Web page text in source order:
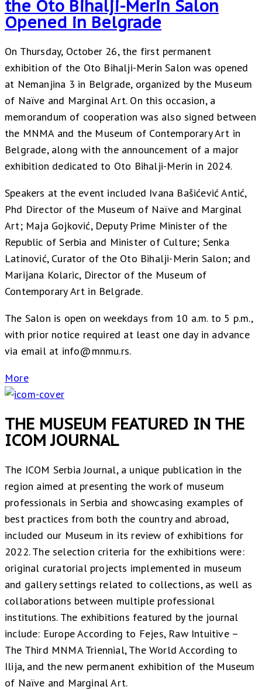
the Oto Bihalji-Merin Salon
Opened in Belgrade
On Thursday, October 26, the first permanent
exhibition of the Oto Bihalji-Merin Salon was opened
at Nemanjina 3 in Belgrade, organized by the Museum
of Naïve and Marginal Art. On this occasion, a
memorandum of cooperation was also signed between
the MNMA and the Museum of Contemporary Art in
Belgrade, along with the announcement of a major
exhibition dedicated to Oto Bihalji-Merin in 2024.
Speakers at the event included Ivana Bašićević Antić,
Phd Director of the Museum of Naïve and Marginal
Art; Maja Gojković, Deputy Prime Minister of the
Republic of Serbia and Minister of Culture; Senka
Latinović, Curator of the Oto Bihalji-Merin Salon; and
Marijana Kolaric, Director of the Museum of
Contemporary Art in Belgrade.
The Salon is open on weekdays from 10 a.m. to 5 p.m.,
with prior notice required at least one day in advance
via email at info@mnmu.rs.
More
THE MUSEUM FEATURED IN THE
ICOM JOURNAL
The ICOM Serbia Journal, a unique publication in the
region aimed at presenting the work of museum
professionals in Serbia and showcasing examples of
best practices from both the country and abroad,
included our Museum in its review of exhibitions for
2022. The selection criteria for the exhibitions were:
original curatorial projects implemented in museum
and gallery settings related to collections, as well as
collaborations between multiple professional
institutions. The exhibitions featured by the journal
include: Europe According to Fejes, Raw Intuitive –
The Third MNMA Triennial, The World According to
Ilija, and the new permanent exhibition of the Museum
of Naïve and Marginal Art.